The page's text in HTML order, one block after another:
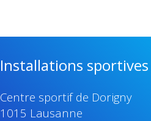
Installations sportives
Centre sportif de Dorigny
1015 Lausanne